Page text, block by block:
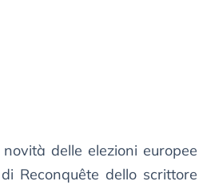
delle elezioni europee
Reconquête dello scrittore